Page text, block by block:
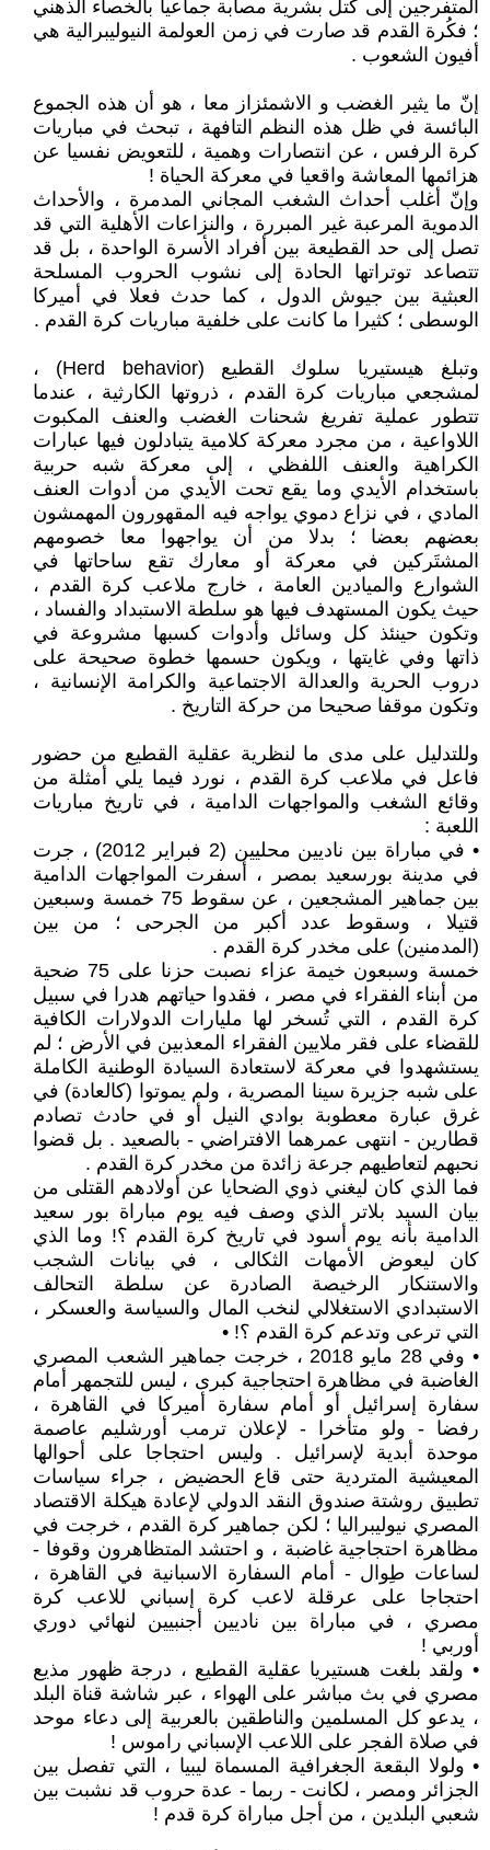
المتفرجين إلى كتل بشرية مصابة جماعيا بالخصاء الذهني
؛ فكُرة القدم قد صارت في زمن العولمة النيوليبرالية هي
أفيون الشعوب .
إنّ ما يثير الغضب و الاشمئزاز معا ، هو أن هذه الجموع
البائسة في ظل هذه النظم التافهة ، تبحث في مباريات
كرة الرفس ، عن انتصارات وهمية ، للتعويض نفسيا عن
هزائمها المعاشة واقعيا في معركة الحياة !
وإنّ أغلب أحداث الشغب المجاني المدمرة ، والأحداث
الدموية المرعبة غير المبررة ، والنزاعات الأهلية التي قد
تصل إلى حد القطيعة بين أفراد الأسرة الواحدة ، بل قد
تتصاعد توتراتها الحادة إلى نشوب الحروب المسلحة
العبثية بين جيوش الدول ، كما حدث فعلا في أميركا
الوسطى ؛ كثيرا ما كانت على خلفية مباريات كرة القدم .
وتبلغ هيستيريا سلوك القطيع (Herd behavior) ،
لمشجعي مباريات كرة القدم ، ذروتها الكارثية ، عندما
تتطور عملية تفريغ شحنات الغضب والعنف المكبوت
اللاواعية ، من مجرد معركة كلامية يتبادلون فيها عبارات
الكراهية والعنف اللفظي ، إلى معركة شبه حربية
باستخدام الأيدي وما يقع تحت الأيدي من أدوات العنف
المادي ، في نزاع دموي يواجه فيه المقهورون المهمشون
بعضهم بعضا ؛ بدلا من أن يواجهوا معا خصومهم
المشتَركين في معركة أو معارك تقع ساحاتها في
الشوارع والميادين العامة ، خارج ملاعب كرة القدم ،
حيث يكون المستهدف فيها هو سلطة الاستبداد والفساد ،
وتكون حينئذ كل وسائل وأدوات كسبها مشروعة في
ذاتها وفي غايتها ، ويكون حسمها خطوة صحيحة على
دروب الحرية والعدالة الاجتماعية والكرامة الإنسانية ،
وتكون موقفا صحيحا من حركة التاريخ .
وللتدليل على مدى ما لنظرية عقلية القطيع من حضور
فاعل في ملاعب كرة القدم ، نورد فيما يلي أمثلة من
وقائع الشغب والمواجهات الدامية ، في تاريخ مباريات
اللعبة :
• في مباراة بين ناديين محليين (2 فبراير 2012) ، جرت
في مدينة بورسعيد بمصر ، أسفرت المواجهات الدامية
بين جماهير المشجعين ، عن سقوط 75 خمسة وسبعين
قتيلا ، وسقوط عدد أكبر من الجرحى ؛ من بين
(المدمنين) على مخدر كرة القدم .
خمسة وسبعون خيمة عزاء نصبت حزنا على 75 ضحية
من أبناء الفقراء في مصر ، فقدوا حياتهم هدرا في سبيل
كرة القدم ، التي تُسخر لها مليارات الدولارات الكافية
للقضاء على فقر ملايين الفقراء المعذبين في الأرض ؛ لم
يستشهدوا في معركة لاستعادة السيادة الوطنية الكاملة
على شبه جزيرة سينا المصرية ، ولم يموتوا (كالعادة) في
غرق عبارة معطوبة بوادي النيل أو في حادث تصادم
قطارين - انتهى عمرهما الافتراضي - بالصعيد . بل قضوا
نحبهم لتعاطيهم جرعة زائدة من مخدر كرة القدم .
فما الذي كان ليغني ذوي الضحايا عن أولادهم القتلى من
بيان السيد بلاتر الذي وصف فيه يوم مباراة بور سعيد
الدامية بأنه يوم أسود في تاريخ كرة القدم ؟! وما الذي
كان ليعوض الأمهات الثكالى ، في بيانات الشجب
والاستنكار الرخيصة الصادرة عن سلطة التحالف
الاستبدادي الاستغلالي لنخب المال والسياسة والعسكر ،
التي ترعى وتدعم كرة القدم ؟! •
• وفي 28 مايو 2018 ، خرجت جماهير الشعب المصري
الغاضبة في مظاهرة احتجاجية كبرى ، ليس للتجمهر أمام
سفارة إسرائيل أو أمام سفارة أميركا في القاهرة ،
رفضا - ولو متأخرا - لإعلان ترمب أورشليم عاصمة
موحدة أبدية لإسرائيل . وليس احتجاجا على أحوالها
المعيشية المتردية حتى قاع الحضيض ، جراء سياسات
تطبيق روشتة صندوق النقد الدولي لإعادة هيكلة الاقتصاد
المصري نيوليبراليا ؛ لكن جماهير كرة القدم ، خرجت في
مظاهرة احتجاجية غاضبة ، و احتشد المتظاهرون وقوفا -
لساعات طِوال - أمام السفارة الاسبانية في القاهرة ،
احتجاجا على عرقلة لاعب كرة إسباني للاعب كرة
مصري ، في مباراة بين ناديين أجنبيين لنهائي دوري
أوربي !
• ولقد بلغت هستيريا عقلية القطيع ، درجة ظهور مذيع
مصري في بث مباشر على الهواء ، عبر شاشة قناة البلد
، يدعو كل المسلمين والناطقين بالعربية إلى دعاء موحد
في صلاة الفجر على اللاعب الإسباني راموس !
• ولولا البقعة الجغرافية المسماة ليبيا ، التي تفصل بين
الجزائر ومصر ، لكانت - ربما - عدة حروب قد نشبت بين
شعبي البلدين ، من أجل مباراة كرة قدم !